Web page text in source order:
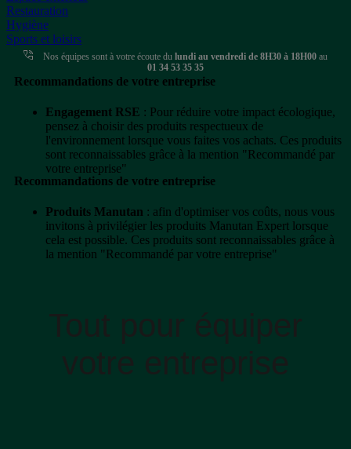
Restauration
Hygiène
Sports et loisirs
Nos équipes sont à votre écoute du lundi au vendredi de 8H30 à 18H00 au
01 34 53 35 35
Recommandations de votre entreprise
Engagement RSE : Pour réduire votre impact écologique,
pensez à choisir des produits respectueux de
l'environnement lorsque vous faites vos achats. Ces produits
sont reconnaissables grâce à la mention "Recommandé par
votre entreprise"
Recommandations de votre entreprise
Produits Manutan : afin d'optimiser vos coûts, nous vous
invitons à privilégier les produits Manutan Expert lorsque
cela est possible. Ces produits sont reconnaissables grâce à
la mention "Recommandé par votre entreprise"
Tout pour équiper
votre entreprise